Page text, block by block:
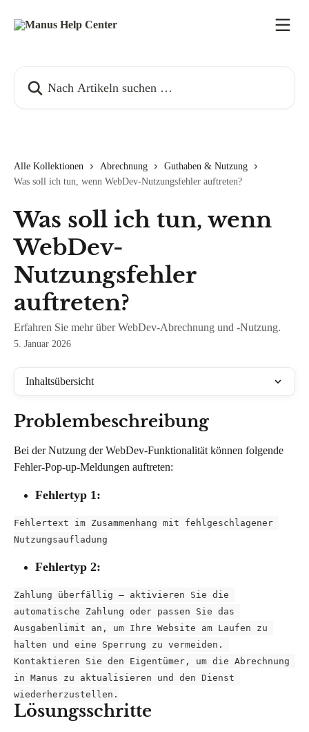
Alle Kollektionen Abrechnung
Guthaben & Nutzung
Was soll ich tun, wenn WebDev-Nutzungsfehler auftreten?
Was soll ich tun, wenn
WebDev-
Nutzungsfehler
auftreten?
Erfahren Sie mehr über WebDev-Abrechnung und -Nutzung.
5. Januar 2026
Inhaltsübersicht
Problembeschreibung
Bei der Nutzung der WebDev-Funktionalität können folgende
Fehler-Pop-up-Meldungen auftreten:
Fehlertyp 1:
Fehlertext im Zusammenhang mit fehlgeschlagener
Nutzungsaufladung
Fehlertyp 2:
Zahlung überfällig – aktivieren Sie die
automatische Zahlung oder passen Sie das
Ausgabenlimit an, um Ihre Website am Laufen zu
halten und eine Sperrung zu vermeiden.
Kontaktieren Sie den Eigentümer, um die Abrechnung
in Manus zu aktualisieren und den Dienst
wiederherzustellen.
Lösungsschritte